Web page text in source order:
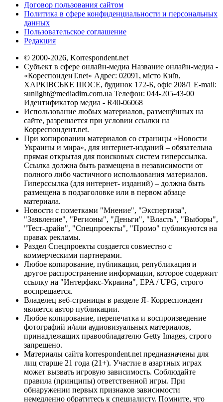
Договор пользования сайтом
Политика в сфере конфиденциальности и персональных
данных
Пользовательское соглашение
Редакция
© 2000-2026, Korrespondent.net
Субъект в сфере онлайн-медиа Название онлайн-медиа -
«КореспонденТ.net» Адрес: 02091, місто Київ,
ХАРКІВСЬКЕ ШОСЕ, будинок 172-Б, офіс 208/1 E-mail:
sunlight@mediadim.com.ua Телефон: 044-205-43-00
Идентификатор медиа - R40-06068
Использование любых материалов, размещённых на
сайте, разрешается при условии ссылки на
Корреспондент.net.
При копировании материалов со страницы «Новости
Украины и мира», для интернет-изданий – обязательна
прямая открытая для поисковых систем гиперссылка.
Ссылка должна быть размещена в независимости от
полного либо частичного использования материалов.
Гиперссылка (для интернет- изданий) – должна быть
размещена в подзаголовке или в первом абзаце
материала.
Новости с пометками "Мнение", "Экспертиза",
"Заявление", "Регионы", "Деньги", "Власть", "Выборы",
"Тест-драйв", "Спецпроекты", "Промо" публикуются на
правах рекламы.
Раздел Спецпроекты создается совместно с
коммерческими партнерами.
Любое копирование, публикация, републикация и
другое распространение информации, которое содержит
ссылку на "Интерфакс-Украина", EPA / UPG, строго
воспрещается.
Владелец веб-страницы в разделе Я- Корреспондент
является автор публикации.
Любое копирование, перепечатка и воспроизведение
фотографий и/или аудиовизуальных материалов,
принадлежащих правообладателю Getty Images, строго
запрещено.
Материалы сайта korrespondent.net предназначены для
лиц старше 21 года (21+). Участие в азартных играх
может вызвать игровую зависимость. Соблюдайте
правила (принципы) ответственной игры. При
обнаружении первых признаков зависимости
немедленно обратитесь к специалисту. Помните, что